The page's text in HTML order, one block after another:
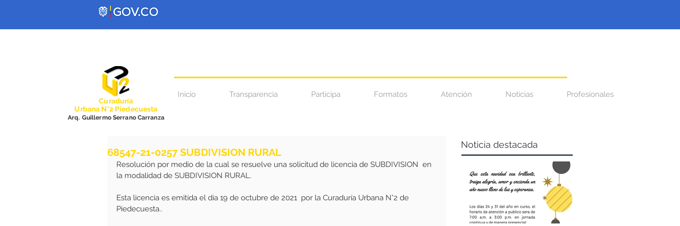
Inicio Transparencia Participa Formatos Atención Noticias Profesionales
Curaduría
Urbana N°2 Piedecuesta
Arq. Guillermo Serrano Carranza
68547-21-0257 SUBDIVISION RURAL
Resolución por medio de la cual se resuelve una solicitud de licencia de SUBDIVISION  en
la modalidad de SUBDIVISION RURAL.
Esta licencia es emitida el día 19 de octubre de 2021  por la Curaduría Urbana N°2 de
Piedecuesta..
Noticia destacada